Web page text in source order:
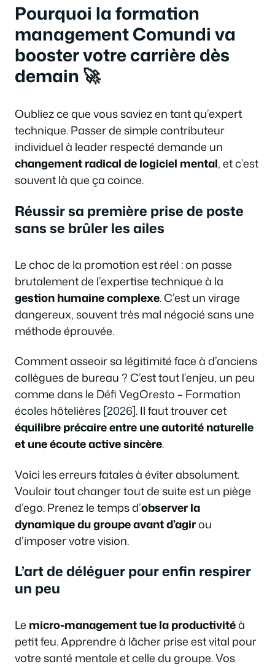
Pourquoi la formation
management Comundi va
booster votre carrière dès
demain 🚀
Oubliez ce que vous saviez en tant qu’expert
technique. Passer de simple contributeur
individuel à leader respecté demande un
changement radical de logiciel mental, et c’est
souvent là que ça coince.
Réussir sa première prise de poste
sans se brûler les ailes
Le choc de la promotion est réel : on passe
brutalement de l’expertise technique à la
gestion humaine complexe. C’est un virage
dangereux, souvent très mal négocié sans une
méthode éprouvée.
Comment asseoir sa légitimité face à d’anciens
collègues de bureau ? C’est tout l’enjeu, un peu
comme dans le Défi VegOresto – Formation
écoles hôtelières [2026]. Il faut trouver cet
équilibre précaire entre une autorité naturelle
et une écoute active sincère.
Voici les erreurs fatales à éviter absolument.
Vouloir tout changer tout de suite est un piège
d’ego. Prenez le temps d’observer la
dynamique du groupe avant d’agirou
d’imposer votre vision.
L’art de déléguer pour enfin respirer
un peu
Le micro-management tue la productivitéà
petit feu. Apprendre à lâcher prise est vital pour
votre santé mentale et celle du groupe. Vos